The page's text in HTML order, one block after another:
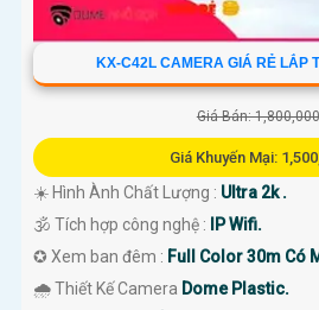
KX-C42L CAMERA GIÁ RẺ LẮP
Giá Bán:
Giá Khuyến Mại:
☀️ Hình Ành Chất Lượng : Ultra 2k .
🕉️ Tích hợp công nghệ :
IP Wifi.
✪ Xem ban đêm : Full Color 30m Có
🌧️ Thiết Kế Camera Dome Plastic.